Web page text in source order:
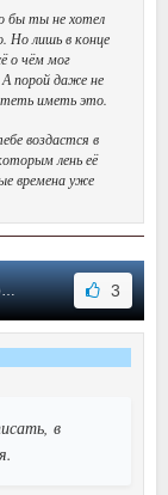
бы ты не хотел
Но лишь в конце
о чём мог
А порой даже не
иметь это.
воздастся в
лень её
времена уже
3
в